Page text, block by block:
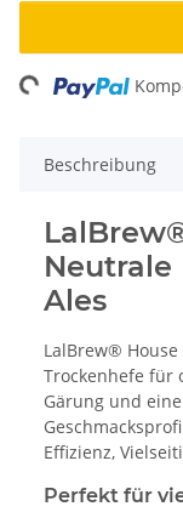
Beschreibung
Neutrale
Ales
LalBrew®
Trockenhefe für
Gärung und
Effizienz,
Perfekt für